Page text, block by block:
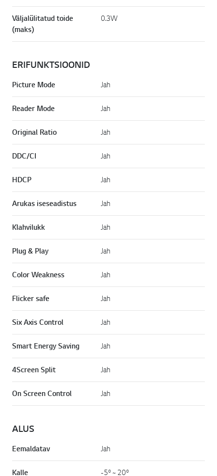
Väljalülitatud toide
(maks)
0.3W
ERIFUNKTSIOONID
Picture Mode Jah
Reader Mode Jah
Original Ratio Jah
DDC/CI Jah
HDCP Jah
Arukas iseseadistus Jah
Klahvilukk Jah
Plug & Play Jah
Color Weakness Jah
Flicker safe Jah
Six Axis Control Jah
Smart Energy Saving Jah
4Screen Split Jah
On Screen Control Jah
ALUS
Eemaldatav Jah
Kalle -5º ~ 20º